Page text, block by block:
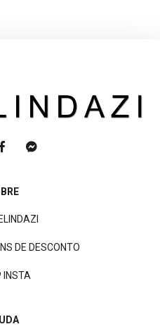
DE DESCONTO
INSTA